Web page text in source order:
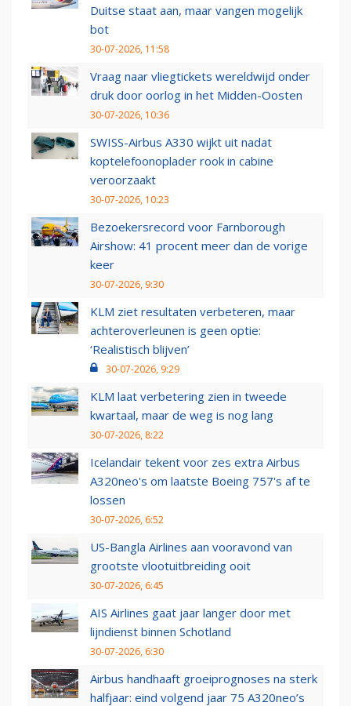
Duitse staat aan, maar vangen mogelijk
bot
30-07-2026, 11:58
Vraag naar vliegtickets wereldwijd onder
druk door oorlog in het Midden-Oosten
30-07-2026, 10:36
SWISS-Airbus A330 wijkt uit nadat
koptelefoonoplader rook in cabine
veroorzaakt
30-07-2026, 10:23
Bezoekersrecord voor Farnborough
Airshow: 41 procent meer dan de vorige
keer
30-07-2026, 9:30
KLM ziet resultaten verbeteren, maar
achteroverleunen is geen optie:
‘Realistisch blijven’
30-07-2026, 9:29
KLM laat verbetering zien in tweede
kwartaal, maar de weg is nog lang
30-07-2026, 8:22
Icelandair tekent voor zes extra Airbus
A320neo's om laatste Boeing 757's af te
lossen
30-07-2026, 6:52
US-Bangla Airlines aan vooravond van
grootste vlootuitbreiding ooit
30-07-2026, 6:45
AIS Airlines gaat jaar langer door met
lijndienst binnen Schotland
30-07-2026, 6:30
Airbus handhaaft groeiprognoses na sterk
halfjaar: eind volgend jaar 75 A320neo’s